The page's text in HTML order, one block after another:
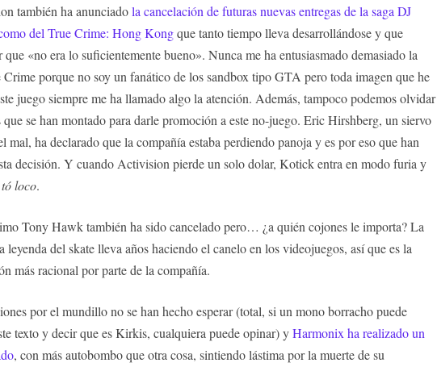
también ha anunciadola cancelación de futuras nuevas entregas de la saga DJ
del True Crime: Hong Kongque tanto tiempo lleva desarrollándose y que
que «no era lo suficientemente bueno». Nunca me ha entusiasmado demasiado la
Crime porque no soy un fanático de los sandbox tipo GTA pero toda imagen que he
juego siempre me ha llamado algo la atención. Además, tampoco podemos olvidar
que se han montado para darle promoción a este no-juego. Eric Hirshberg, un siervo
mal, ha declarado que la compañía estaba perdiendo panoja y es por eso que han
decisión. Y cuando Activision pierde un solo dolar, Kotick entra en modo furia y
tó loco.
Tony Hawk también ha sido cancelado pero… ¿a quién cojones le importa? La
leyenda del skate lleva años haciendo el canelo en los videojuegos, así que es la
más racional por parte de la compañía.
por el mundillo no se han hecho esperar (total, si un mono borracho puede
texto y decir que es Kirkis, cualquiera puede opinar) yHarmonix ha realizado un
, con más autobombo que otra cosa, sintiendo lástima por la muerte de su